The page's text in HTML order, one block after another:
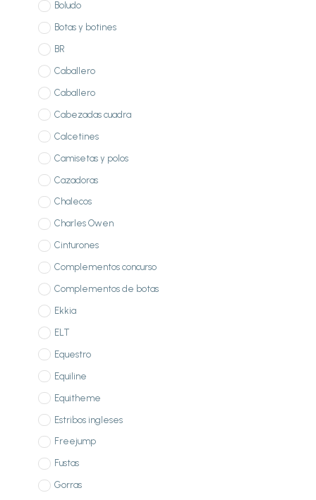
Boludo
Botas y botines
BR
Caballero
Caballero
Cabezadas cuadra
Calcetines
Camisetas y polos
Cazadoras
Chalecos
Charles Owen
Cinturones
Complementos concurso
Complementos de botas
Ekkia
ELT
Equestro
Equiline
Equitheme
Estribos ingleses
Freejump
Fustas
Gorras